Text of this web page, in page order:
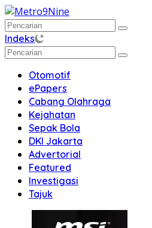
Langsung
ke
konten
Indeks
Otomotif
ePapers
Cabang Olahraga
Kejahatan
Sepak Bola
DKI Jakarta
Advertorial
Featured
Investigasi
Tajuk